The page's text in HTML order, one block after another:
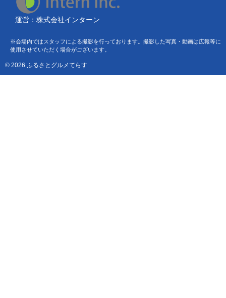
運営：株式会社インターン
※会場内ではスタッフによる撮影を行っております。撮影した写真・動画は広報等に
使用させていただく場合がございます。
© 2026 ふるさとグルメてらす